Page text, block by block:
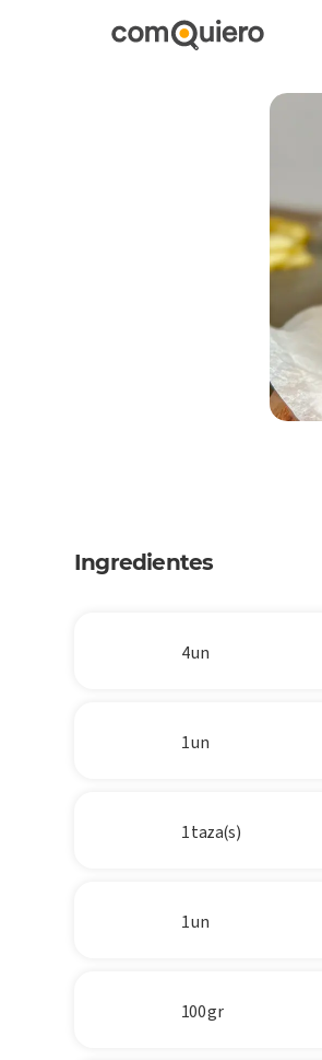
Ingredientes
4 un
1 un
1 taza(s)
1 un
100 gr